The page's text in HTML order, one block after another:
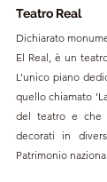
Teatro Real
Dichiarato
El Real, è un
L’unico piano
quello chiamato
del teatro e che
decorati in
Patrimonio